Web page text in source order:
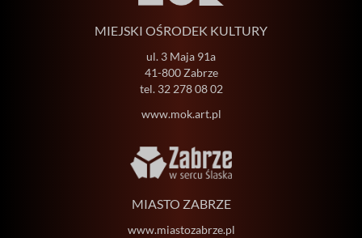
MIEJSKI OŚRODEK KULTURY
ul. 3 Maja 91a
41-800 Zabrze
tel. 32 278 08 02
www.mok.art.pl
MIASTO ZABRZE
www.miastozabrze.pl